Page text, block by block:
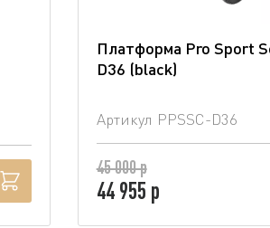
Платформа Pro Sport
D36 (blaсk)
Артикул PPSSC-D36
45 000 р
44 955 р